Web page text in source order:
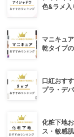
色&ラメ入
マニキュ
乾タイプ
口紅おす
プラ・デ
化粧下地
ス・敏感